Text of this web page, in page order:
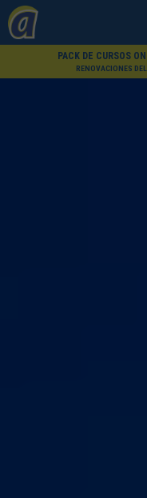
PACK DE CURSOS
RENOVACIONES